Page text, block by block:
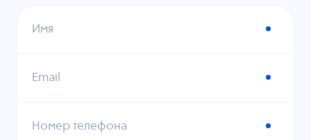
Имя
Email
Номер телефона